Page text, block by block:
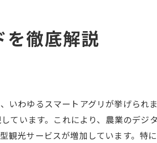
ト
業の見つけ方
徹底解説
いわゆるスマートアグリが挙げられ
ています。これにより、農業のデジ
観光サービスが増加しています。特